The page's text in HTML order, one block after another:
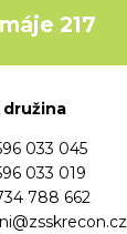
217
družina
033 045
033 019
788 662